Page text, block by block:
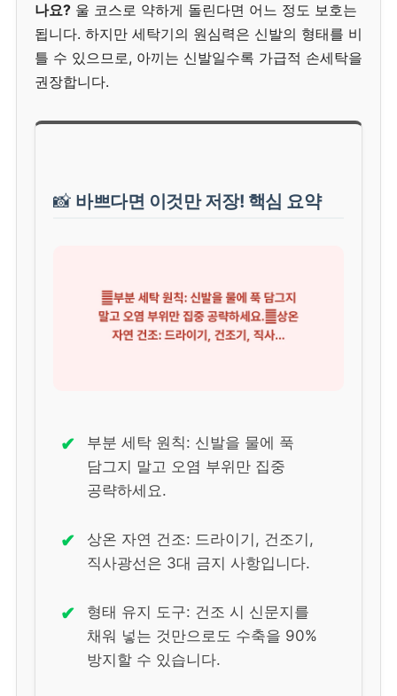
나요? 울 코스로 약하게 돌린다면 어느 정도 보호는
됩니다. 하지만 세탁기의 원심력은 신발의 형태를 비
틀 수 있으므로, 아끼는 신발일수록 가급적 손세탁을
권장합니다.
📸 바쁘다면 이것만 저장! 핵심 요약
✔
부분 세탁 원칙: 신발을 물에 푹
담그지 말고 오염 부위만 집중
공략하세요.
✔
상온 자연 건조: 드라이기, 건조기,
직사광선은 3대 금지 사항입니다.
✔
형태 유지 도구: 건조 시 신문지를
채워 넣는 것만으로도 수축을 90%
방지할 수 있습니다.